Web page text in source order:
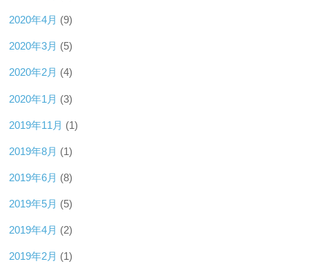
2020年4月 (9)
2020年3月 (5)
2020年2月 (4)
2020年1月 (3)
2019年11月 (1)
2019年8月 (1)
2019年6月 (8)
2019年5月 (5)
2019年4月 (2)
2019年2月 (1)